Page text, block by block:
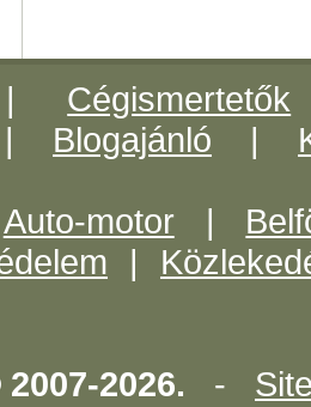
Cégismertetők
Blogajánló |
Auto-motor|
|
2026. -